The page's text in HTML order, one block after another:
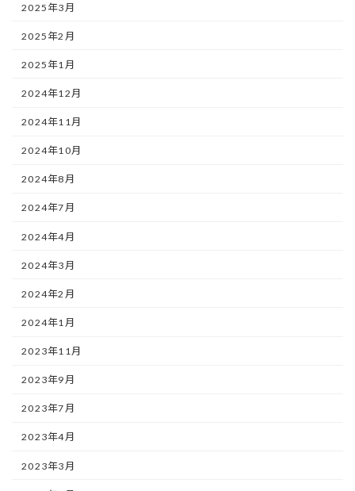
2025年3月
2025年2月
2025年1月
2024年12月
2024年11月
2024年10月
2024年8月
2024年7月
2024年4月
2024年3月
2024年2月
2024年1月
2023年11月
2023年9月
2023年7月
2023年4月
2023年3月